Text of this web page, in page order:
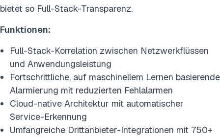
bietet so Full-Stack-Transparenz.
Funktionen:
Full-Stack-Korrelation zwischen Netzwerkflüssen
und Anwendungsleistung
Fortschrittliche, auf maschinellem Lernen basierende
Alarmierung mit reduzierten Fehlalarmen
Cloud-native Architektur mit automatischer
Service-Erkennung
Umfangreiche Drittanbieter-Integrationen mit 750+